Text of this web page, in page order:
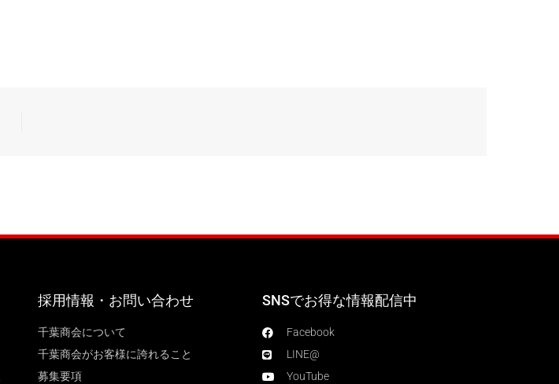
採用情報・お問い合わせ
千葉商会について
千葉商会がお客様に誇れること​
募集要項
SNSでお得な情報配信中
Facebook
LINE@
YouTube